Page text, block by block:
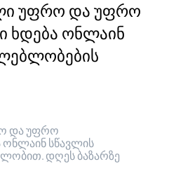
უფრო და უფრო
ხდება ონლაინ
და უფრო
ონლაინ სწავლის
დღეს ბაზარზე